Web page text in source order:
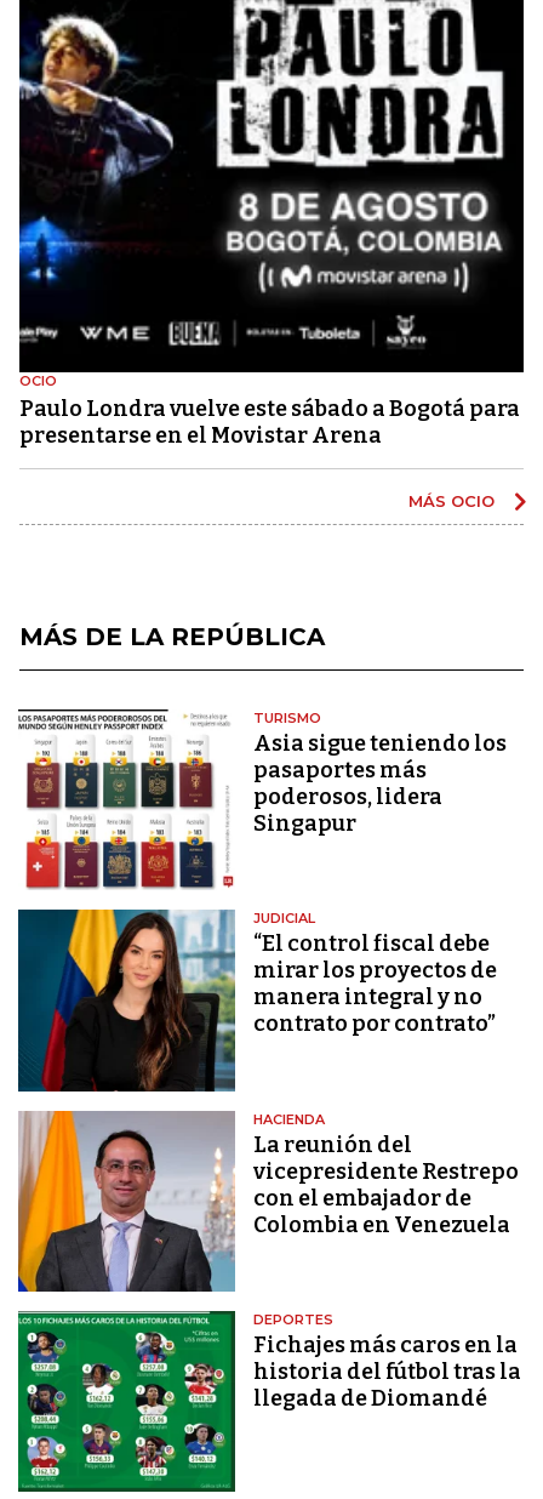
OCIO
Paulo Londra vuelve este sábado a Bogotá para
presentarse en el Movistar Arena
MÁS OCIO
MÁS DE LA REPÚBLICA
TURISMO
Asia sigue teniendo los
pasaportes más
poderosos, lidera
Singapur
JUDICIAL
“El control fiscal debe
mirar los proyectos de
manera integral y no
contrato por contrato”
HACIENDA
La reunión del
vicepresidente Restrepo
con el embajador de
Colombia en Venezuela
DEPORTES
Fichajes más caros en la
historia del fútbol tras la
llegada de Diomandé